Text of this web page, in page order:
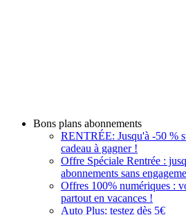
Bons plans abonnements
RENTRÉE: Jusqu'à -50 %
cadeau à gagner !
Offre Spéciale Rentrée :
abonnements sans
Offres 100% numériques :
partout en vacances !
Auto Plus: testez dès 5€